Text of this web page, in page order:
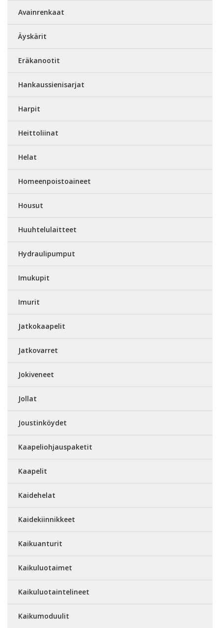
Avainrenkaat
Äyskärit
Eräkanootit
Hankaussienisarjat
Harpit
Heittoliinat
Helat
Homeenpoistoaineet
Housut
Huuhtelulaitteet
Hydraulipumput
Imukupit
Imurit
Jatkokaapelit
Jatkovarret
Jokiveneet
Jollat
Joustinköydet
Kaapeliohjauspaketit
Kaapelit
Kaidehelat
Kaidekiinnikkeet
Kaikuanturit
Kaikuluotaimet
Kaikuluotaintelineet
Kaikumoduulit